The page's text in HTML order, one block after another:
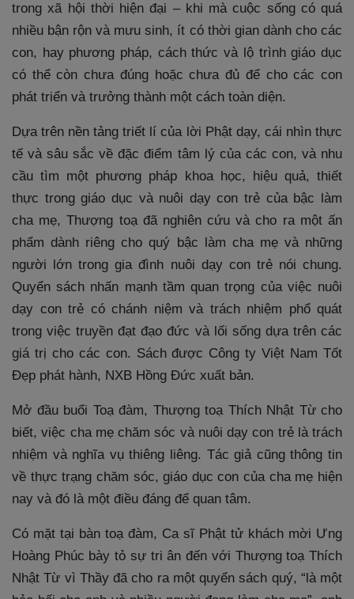
trong xã hội thời hiện đại – khi mà cuộc sống có quá
nhiều bận rộn và mưu sinh, ít có thời gian dành cho các
con, hay phương pháp, cách thức và lộ trình giáo dục
có thể còn chưa đúng hoặc chưa đủ để cho các con
phát triển và trưởng thành một cách toàn diện.
Dựa trên nền tảng triết lí của lời Phật dạy, cái nhìn thực
tế và sâu sắc về đặc điểm tâm lý của các con, và nhu
cầu tìm một phương pháp khoa học, hiệu quả, thiết
thực trong giáo dục và nuôi dạy con trẻ của bậc làm
cha mẹ, Thượng toạ đã nghiên cứu và cho ra một ấn
phẩm dành riêng cho quý bậc làm cha mẹ và những
người lớn trong gia đình nuôi dạy con trẻ nói chung.
Quyển sách nhấn mạnh tầm quan trọng của việc nuôi
dạy con trẻ có chánh niệm và trách nhiệm phổ quát
trong việc truyền đạt đạo đức và lối sống dựa trên các
giá trị cho các con. Sách được Công ty Việt Nam Tốt
Đẹp phát hành, NXB Hồng Đức xuất bản.
Mở đầu buổi Toạ đàm, Thượng toạ Thích Nhật Từ cho
biết, việc cha mẹ chăm sóc và nuôi dạy con trẻ là trách
nhiệm và nghĩa vụ thiêng liêng. Tác giả cũng thông tin
về thực trạng chăm sóc, giáo dục con của cha mẹ hiện
nay và đó là một điều đáng để quan tâm.
Có mặt tại bàn toạ đàm, Ca sĩ Phật tử khách mời Ưng
Hoàng Phúc bày tỏ sự tri ân đến với Thượng toạ Thích
Nhật Từ vì Thầy đã cho ra một quyển sách quý, “là một